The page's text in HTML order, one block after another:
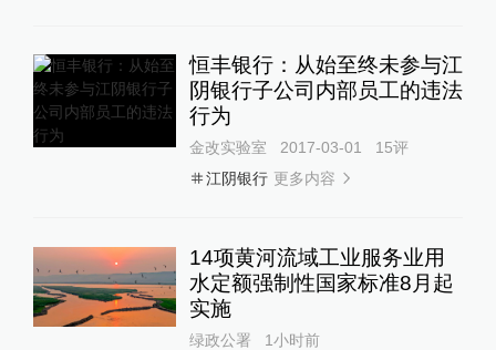
恒丰银行：从始至终未参与江
阴银行子公司内部员工的违法
行为
金改实验室 2017-03-01 15评
江阴银行 更多内容
14项黄河流域工业服务业用
水定额强制性国家标准8月起
实施
绿政公署 1小时前